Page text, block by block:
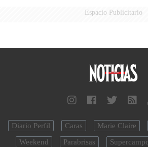
Espacio Publicitario
Diario Perfil Caras Marie Claire
Weekend
Parabrisas